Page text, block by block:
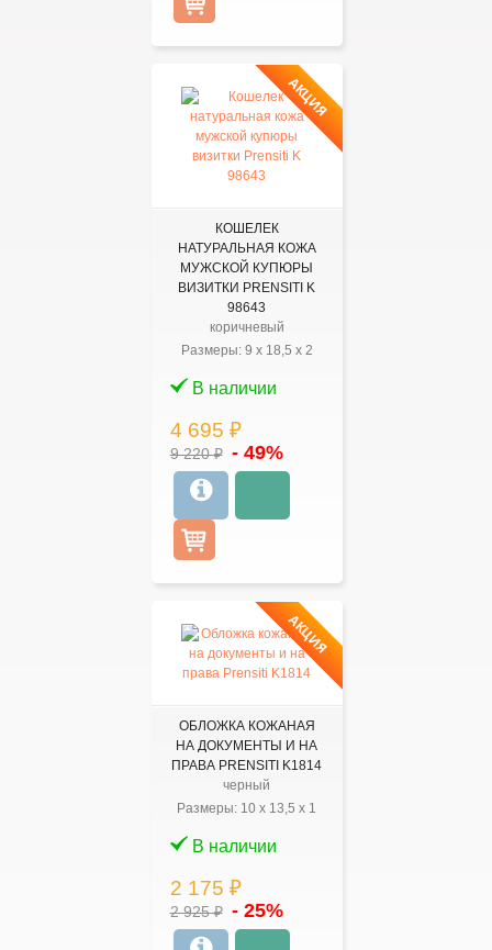
АКЦИЯ
КОШЕЛЕК
НАТУРАЛЬНАЯ КОЖА
МУЖСКОЙ КУПЮРЫ
ВИЗИТКИ PRENSITI K
98643
коричневый
Размеры: 9 x 18,5 x 2
В наличии
4 695 ₽
9 220 ₽ - 49%
АКЦИЯ
ОБЛОЖКА КОЖАНАЯ
НА ДОКУМЕНТЫ И НА
ПРАВА PRENSITI K1814
черный
Размеры: 10x 13,5x 1
В наличии
2 175 ₽
2 925 ₽ - 25%